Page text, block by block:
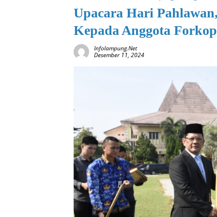
Upacara Hari
Kepada Anggota
Infolampung.net
Desember 11, 2024